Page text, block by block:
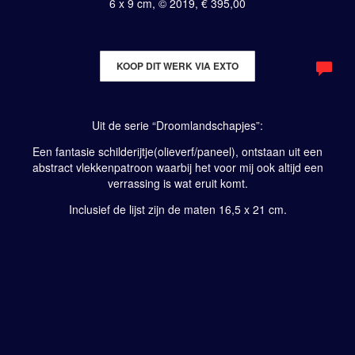
6 x 9 cm, © 2019, € 395,00
KOOP DIT WERK VIA EXTO
Uit de serie “Droomlandschapjes”:
Een fantasie schilderijtje(olieverf/paneel), ontstaan uit een
abstract vlekkenpatroon waarbij het voor mij ook altijd een
verrassing is wat eruit komt.
Inclusief de lijst zijn de maten 16,5 x 21 cm.